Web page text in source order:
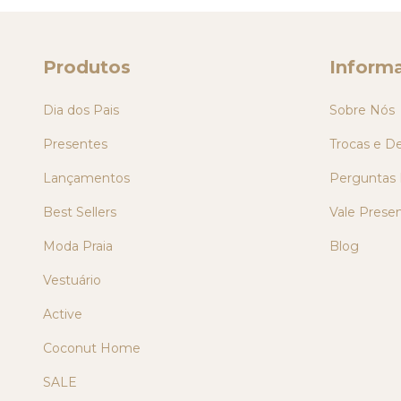
Produtos
Dia dos Pais
Presentes
Lançamentos
Best Sellers
Moda Praia
Vestuário
Active
Coconut Home
SALE
Sobre Nós
Trocas e
Perguntas
Vale
Blog